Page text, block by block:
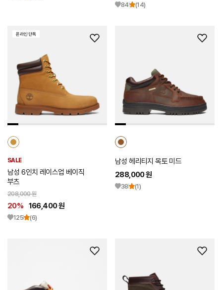
84 (14)
위
추
가
온라인 단독
SALE
남성 6인치 레이스업 베이직
부츠
208,000 원
20% 166,400 원
125 (6)
위
추
가
남성 헤리티지 목토 미드
288,000 원
38 (1)
위
위